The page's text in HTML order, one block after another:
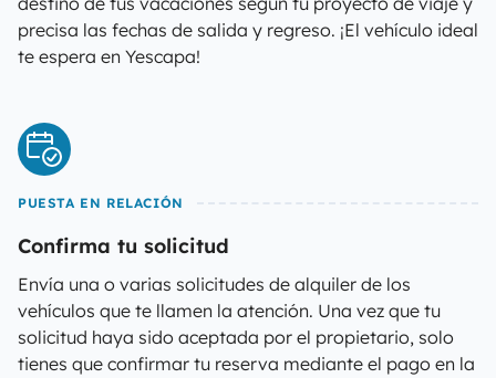
precisa las fechas de salida y regreso. ¡El vehículo ideal
te espera en Yescapa!
PUESTA EN RELACIÓN
Confirma tu solicitud
Envía una o varias solicitudes de alquiler de los
vehículos que te llamen la atención. Una vez que tu
solicitud haya sido aceptada por el propietario, solo
tienes que confirmar tu reserva mediante el pago en la